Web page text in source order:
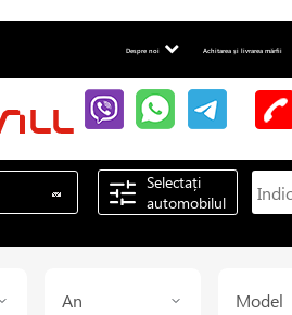
Despre noi Achitarea și livrarea mărfii
Selectați
automobilul
An Model